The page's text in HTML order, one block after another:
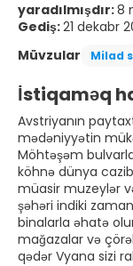
yaradılmışdır:8
Gediş:21 dekabr
Müvzular
Milad
İstiqaməq
Avstriyanın
mədəniyyətin
Möhtəşəm
köhnə dünya
müasir muzeylər
şəhəri indiki
binalarla əhatə
mağazalar və
qədər Vyana sizi